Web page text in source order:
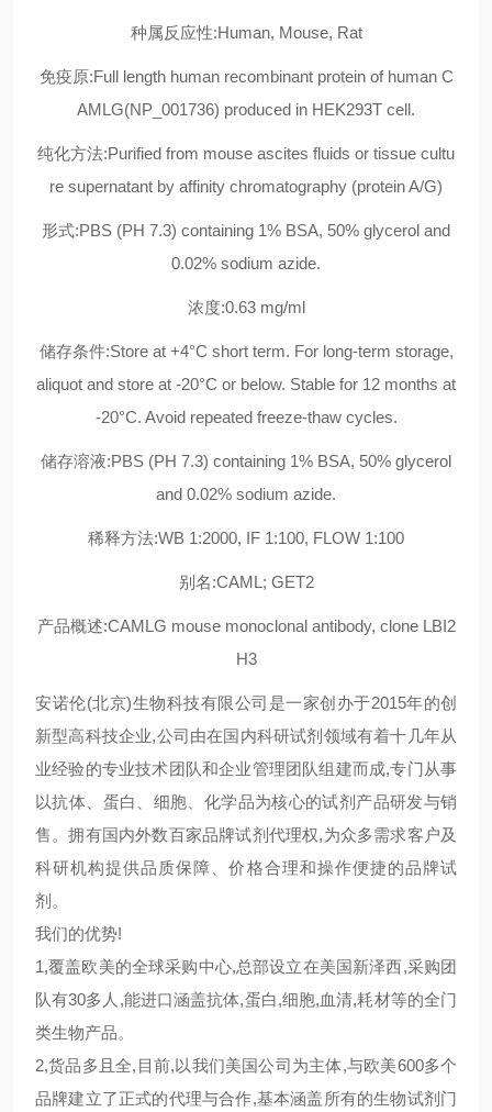
种属反应性:Human, Mouse, Rat
免疫原:Full length human recombinant protein of human C
AMLG(NP_001736) produced in HEK293T cell.
纯化方法:Purified from mouse ascites fluids or tissue cultu
re supernatant by affinity chromatography (protein A/G)
形式:PBS (PH 7.3) containing 1% BSA, 50% glycerol and
0.02% sodium azide.
浓度:0.63 mg/ml
储存条件:Store at +4°C short term. For long-term storage,
aliquot and store at -20°C or below. Stable for 12 months at
-20°C. Avoid repeated freeze-thaw cycles.
储存溶液:PBS (PH 7.3) containing 1% BSA, 50% glycerol
and 0.02% sodium azide.
稀释方法:WB 1:2000, IF 1:100, FLOW 1:100
别名:CAML; GET2
产品概述:CAMLG mouse monoclonal antibody, clone LBI2
H3
安诺伦(北京)生物科技有限公司是一家创办于2015年的创
新型高科技企业,公司由在国内科研试剂领域有着十几年从
业经验的专业技术团队和企业管理团队组建而成,专门从事
以抗体、蛋白、细胞、化学品为核心的试剂产品研发与销
售。拥有国内外数百家品牌试剂代理权,为众多需求客户及
科研机构提供品质保障、价格合理和操作便捷的品牌试
剂。
我们的优势!
1,覆盖欧美的全球采购中心,总部设立在美国新泽西,采购团
队有30多人,能进口涵盖抗体,蛋白,细胞,血清,耗材等的全门
类生物产品。
2,货品多且全,目前,以我们美国公司为主体,与欧美600多个
品牌建立了正式的代理与合作,基本涵盖所有的生物试剂门